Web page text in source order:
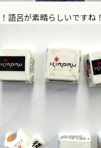
語呂が素晴らしいですね！